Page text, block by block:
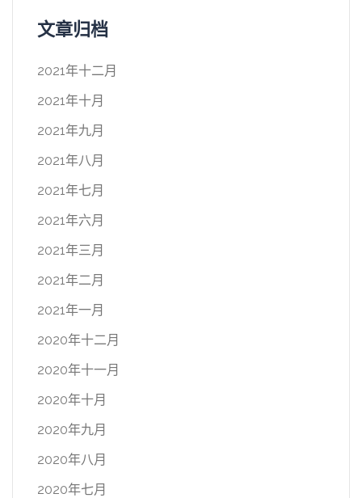
文章归档
2021年十二月
2021年十月
2021年九月
2021年八月
2021年七月
2021年六月
2021年三月
2021年二月
2021年一月
2020年十二月
2020年十一月
2020年十月
2020年九月
2020年八月
2020年七月